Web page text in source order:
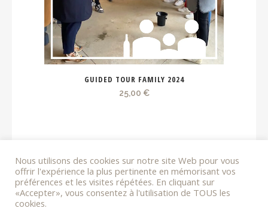
GUIDED TOUR FAMILY 2024
25,00 €
Nous utilisons des cookies sur notre site Web pour vous
offrir l'expérience la plus pertinente en mémorisant vos
préférences et les visites répétées. En cliquant sur
«Accepter», vous consentez à l'utilisation de TOUS les
cookies.